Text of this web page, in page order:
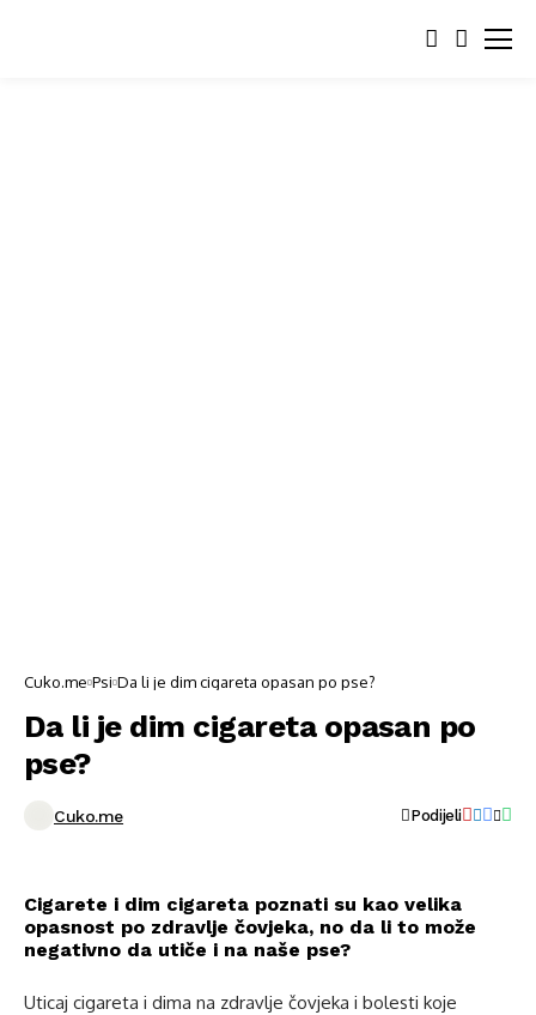
Cuko.me Psi Da li je dim cigareta opasan po pse?
Da li je dim cigareta opasan po
pse?
Cuko.me Podijeli
Cigarete i dim cigareta poznati su kao velika
opasnost po zdravlje čovjeka, no da li to može
negativno da utiče i na naše pse?
Uticaj cigareta i dima na zdravlje čovjeka i bolesti koje